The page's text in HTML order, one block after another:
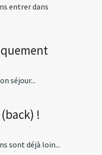
entrer dans
séjour...
!
sont déjà loin...